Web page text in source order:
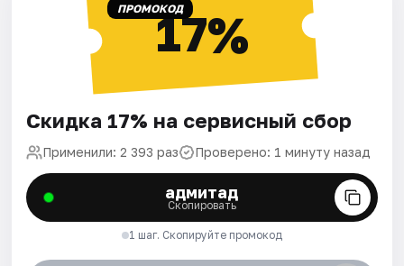
ПРОМОКОД17%
Скидка 17% на сервисный сбор
Применили: 2 393 раз Проверено: 1 минуту назад
адмитад
Скопировать
1 шаг. Скопируйте промокод